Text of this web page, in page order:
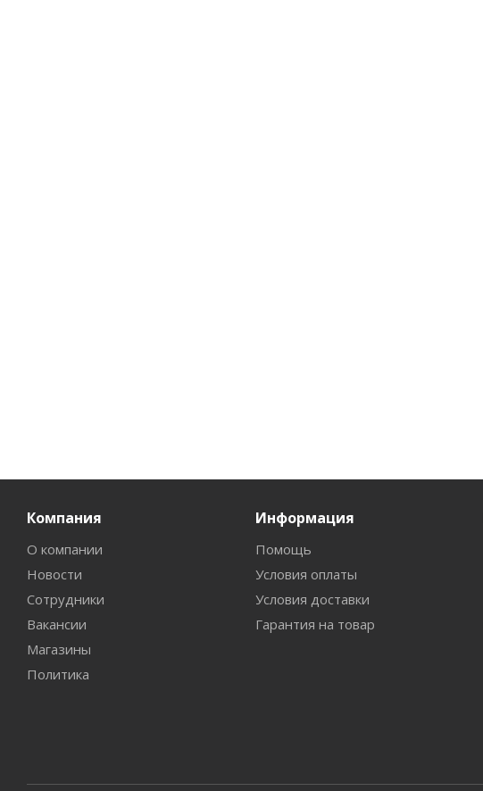
Компания
О компании
Новости
Сотрудники
Вакансии
Магазины
Политика
Информация
Помощь
Условия оплаты
Условия доставки
Гарантия на товар